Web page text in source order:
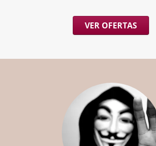
VER OFERTAS